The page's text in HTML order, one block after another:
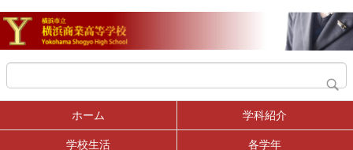
ホーム 学科紹介
学校生活 各学年